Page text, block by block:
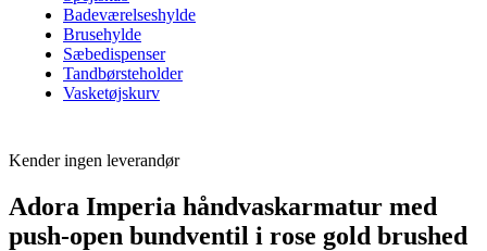
Badeværelseshylde
Brusehylde
Sæbedispenser
Tandbørsteholder
Vasketøjskurv
Kender ingen leverandør
Adora Imperia håndvaskarmatur med
push-open bundventil i rose gold brushed